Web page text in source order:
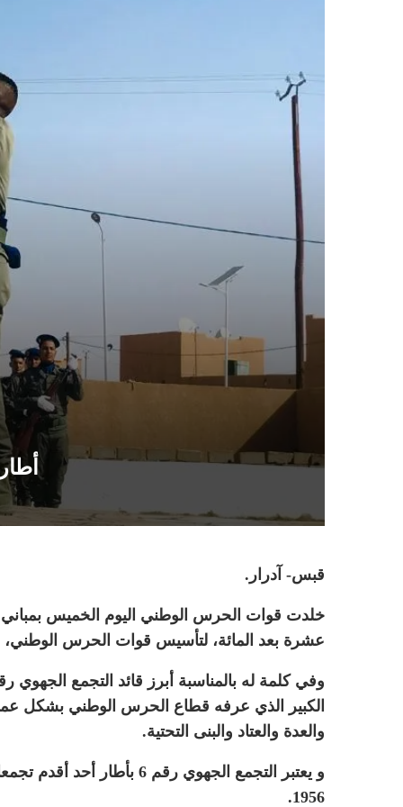
أطار :
قبس- آدرار.
عشرة بعد المائة، لتأسيس قوات الحرس الوطني، والذي يصادف
والعدة والعتاد والبنى التحتية.
و يعتبر التجمع الجهوي
1956.